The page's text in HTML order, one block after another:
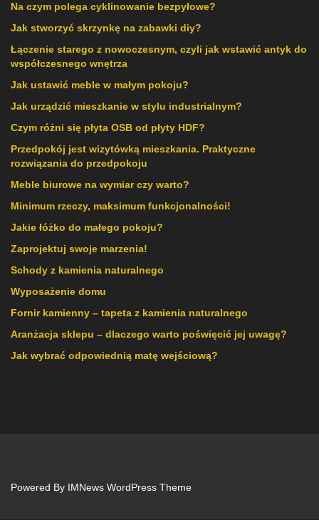
Na czym polega cyklinowanie bezpyłowe?
Jak stworzyć skrzynkę na zabawki diy?
Łączenie starego z nowoczesnym, czyli jak wstawić antyk do
współczesnego wnętrza
Jak ustawić meble w małym pokoju?
Jak urządzić mieszkanie w stylu industrialnym?
Czym różni się płyta OSB od płyty HDF?
Przedpokój jest wizytówką mieszkania. Praktyczne
rozwiązania do przedpokoju
Meble biurowe na wymiar czy warto?
Minimum rzeczy, maksimum funkcjonalności!
Jakie łóżko do małego pokoju?
Zaprojektuj swoje marzenia!
Schody z kamienia naturalnego
Wyposażenie domu
Fornir kamienny – tapeta z kamienia naturalnego
Aranżacja sklepu – dlaczego warto poświęcić jej uwagę?
Jak wybrać odpowiednią matę wejściową?
Powered By IMNews WordPress Theme